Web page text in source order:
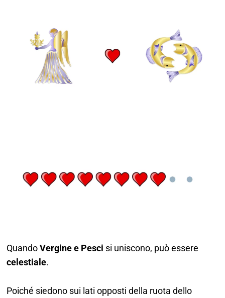
QuandoVergine e Pesci si uniscono, può essere
celestiale.
Poiché siedono sui lati opposti della ruota dello